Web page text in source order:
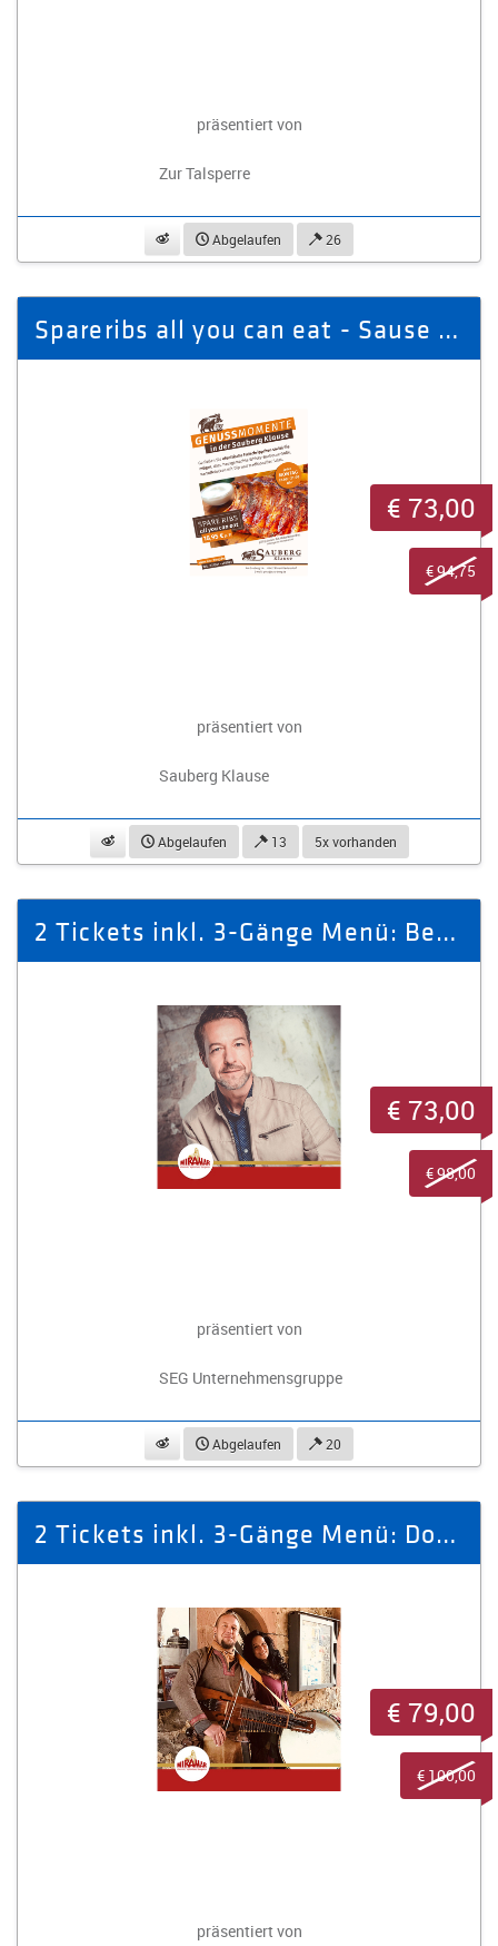
präsentiert von
Zur Talsperre
beobachtenAbgelaufen 26
Spareribs all you can eat - Sause in der Sauberg Klause für 5 Personen
präsentiert von
Sauberg Klause
beobachtenAbgelaufen 13 5x vorhanden
€ 73,00
€ 94,75
2 Tickets inkl. 3-Gänge Menü: Beziehungsdialoge die den Kopf verdrehen
präsentiert von
SEG Unternehmensgruppe
beobachtenAbgelaufen 20
€ 73,00
€ 98,00
2 Tickets inkl. 3-Gänge Menü: Donner & Doria - Ritteressen im Miramar
präsentiert von
€ 79,00
€ 100,00